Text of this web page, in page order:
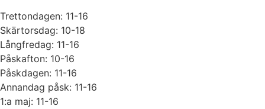
Trettondagen: 11-16
Skärtorsdag: 10-18
Långfredag: 11-16
Påskafton: 10-16
Påskdagen: 11-16
Annandag påsk: 11-16
1:a maj: 11-16